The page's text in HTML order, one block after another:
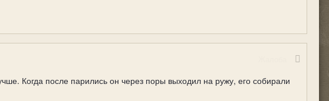
Когда после парились он через поры выходил на ружу, его собирали